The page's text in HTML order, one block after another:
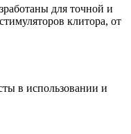
для точной и
клитора, от
в использовании и